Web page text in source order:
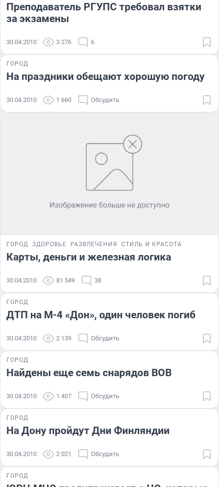
Преподаватель РГУПС требовал взятки
за экзамены
30.04.2010 3 276 6
ГОРОД
На праздники обещают хорошую погоду
30.04.2010 1 660 Обсудить
ГОРОД ЗДОРОВЬЕ РАЗВЛЕЧЕНИЯ СТИЛЬ И КРАСОТА
Карты, деньги и железная логика
30.04.2010 81 549 38
ГОРОД
ДТП на М-4 «Дон», один человек погиб
30.04.2010 2 139 Обсудить
ГОРОД
Найдены еще семь снарядов ВОВ
30.04.2010 1 407 Обсудить
ГОРОД
На Дону пройдут Дни Финляндии
30.04.2010 2 021 Обсудить
ГОРОД